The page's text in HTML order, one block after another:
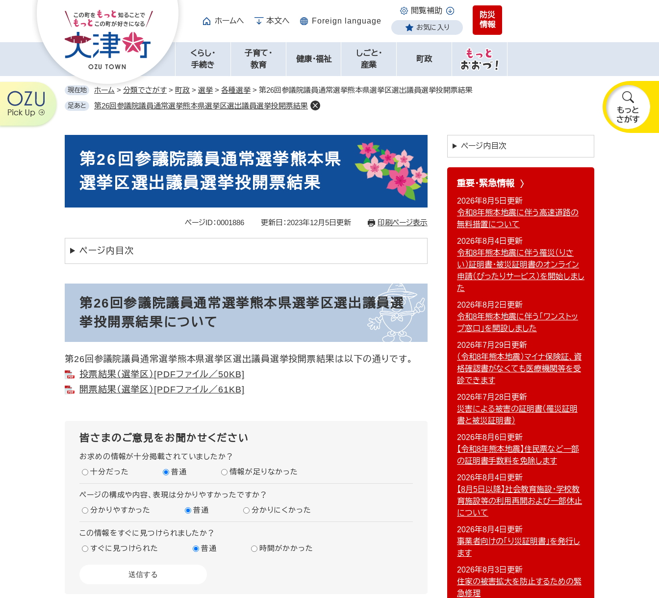
の
で
ー
ば
て
ホームへ 本文へ Foreign language
閲覧補助
お気に入り
防災
情報
くらし・
手続き
子育て・
教育
健康・福祉
しごと・
産業
町政
も
っ
現在地 ホーム > 分類でさがす > 町政 > 選挙 > 各種選挙 > 第26回参議院議員通常選挙熊本県選挙区選出議員選挙投開票結果
足あと 第26回参議院議員通常選挙熊本県選挙区選出議員選挙投開票結果
第26回参議院議員通常選挙熊本県
選挙区選出議員選挙投開票結果
ページID：0001886 更新日：2023年12月5日更新 印刷ページ表示
ページ内目次
第26回参議院議員通常選挙熊本県選挙区選出議員選
挙投開票結果について
第26回参議院議員通常選挙熊本県選挙区選出議員選挙投開票結果は以下の通りです。
投票結果（選挙区）[PDFファイル／50KB]
開票結果（選挙区）[PDFファイル／61KB]
皆さまのご意見をお聞かせください
お求めの情報が十分掲載されていましたか？
十分だった
普通 情報が足りなかった
ページの構成や内容、表現は分かりやすかったですか？
分かりやすかった
普通 分かりにくかった
この情報をすぐに見つけられましたか？
すぐに見つけられた
普通 時間がかかった
ページ内目次
重要・緊急情報
2026年8月5日更新
令和8年熊本地震に伴う高速道路の
無料措置について
2026年8月4日更新
令和8年熊本地震に伴う罹災（りさ
い）証明書・被災証明書のオンライン
申請（ぴったりサービス）を開始しまし
た
2026年8月2日更新
令和8年熊本地震に伴う「ワンストッ
プ窓口」を開設しました
2026年7月29日更新
（令和8年熊本地震）マイナ保険証、資
格確認書がなくても医療機関等を受
診できます
2026年7月28日更新
災害による被害の証明書（罹災証明
書と被災証明書）
2026年8月6日更新
【令和8年熊本地震】住民票など一部
の証明書手数料を免除します
2026年8月4日更新
【8月5日以降】社会教育施設・学校教
育施設等の利用再開および一部休止
について
2026年8月4日更新
事業者向けの「り災証明書」を発行し
ます
2026年8月3日更新
住家の被害拡大を防止するための緊
急修理